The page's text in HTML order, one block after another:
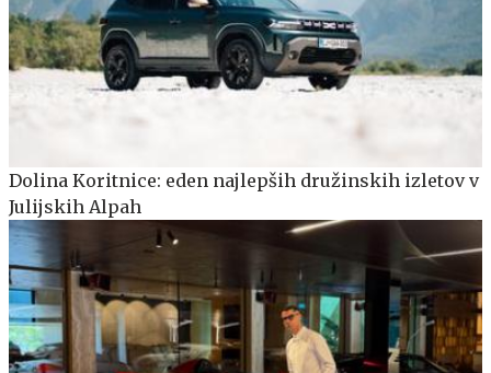
Dolina Koritnice: eden najlepših družinskih izletov v
Julijskih Alpah